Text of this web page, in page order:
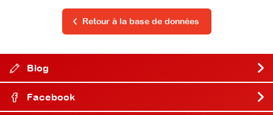
Retour à la base de données
Blog
Facebook